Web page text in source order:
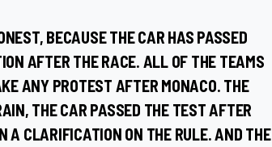
BECAUSE THE CAR HAS PASSED
AFTER THE RACE. ALL OF THE TEAMS
ANY PROTEST AFTER MONACO. THE
THE CAR PASSED THE TEST AFTER
A CLARIFICATION ON THE RULE. AND THE